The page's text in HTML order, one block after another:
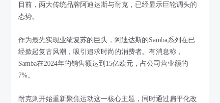
目前，两大传统品牌阿迪达斯与耐克，已经显示巨轮调头的
态势。
作为最先实现业绩复苏的巨头，阿迪达斯的Samba系列在已
经掀起复古风潮，吸引追求时尚的消费者。有消息称，
Samba在2024年的销售额达到15亿欧元，占公司营业额的
7%。
耐克则开始重新聚焦运动这一核心主题，同时通过扁平化改